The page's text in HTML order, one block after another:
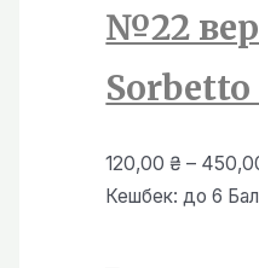
№22
Sorbetto
120,00₴ –
Кешбек: до 6